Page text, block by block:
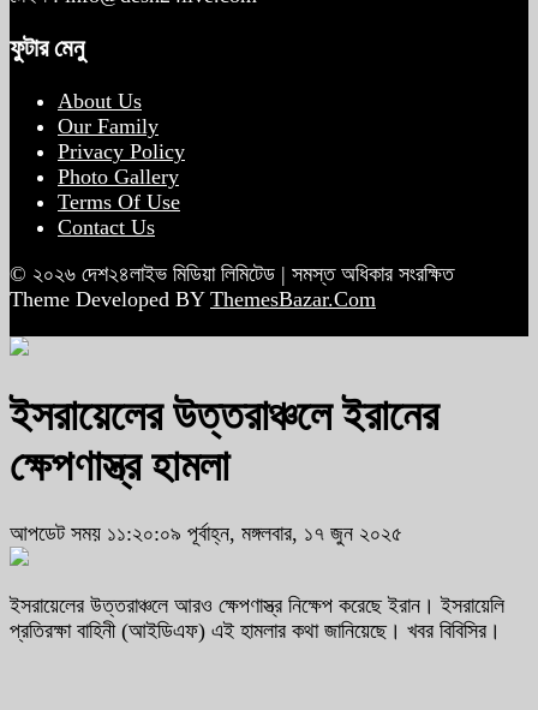
ফুটার মেনু
About Us
Our Family
Privacy Policy
Photo Gallery
Terms Of Use
Contact Us
© ২০২৬ দেশ২৪লাইভ মিডিয়া লিমিটেড | সমস্ত অধিকার সংরক্ষিত
Theme Developed BY ThemesBazar.Com
ইসরায়েলের উত্তরাঞ্চলে ইরানের
ক্ষেপণাস্ত্র হামলা
আপডেট সময় ১১:২০:০৯ পূর্বাহ্ন, মঙ্গলবার, ১৭ জুন ২০২৫
ইসরায়েলের উত্তরাঞ্চলে আরও ক্ষেপণাস্ত্র নিক্ষেপ করেছে ইরান। ইসরায়েলি
প্রতিরক্ষা বাহিনী (আইডিএফ) এই হামলার কথা জানিয়েছে। খবর বিবিসির।